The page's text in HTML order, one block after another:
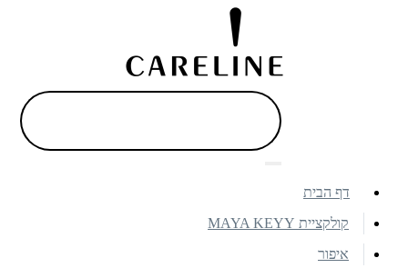
דף הבית
קולקציית MAYA KEYY
איפור